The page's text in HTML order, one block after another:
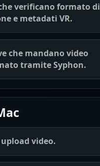
verificano formato di
e metadati VR.
che mandano video
tramite Syphon.
video.